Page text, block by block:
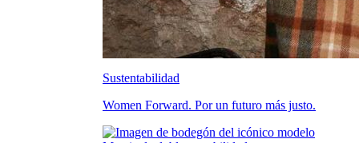
Sustentabilidad
Women Forward. Por un futuro más justo.